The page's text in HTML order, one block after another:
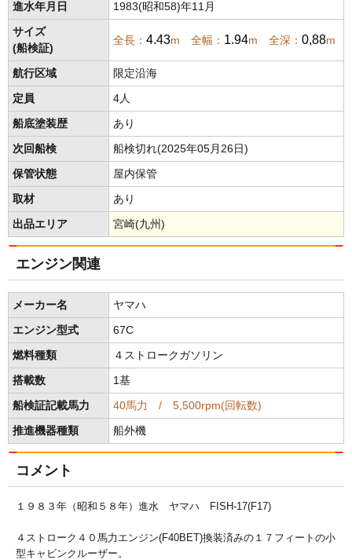
進水年月日 1983(昭和58)年11月
サイズ
(船検証)
全長： 4.43m 全幅： 1.94m 全深： 0,88m
航行区域 限定沿海
定員 4人
船底塗装歴 あり
次回船検 船検切れ(2025年05月26日)
保管状態 屋内保管
取材 あり
出品エリア 宮崎(九州)
エンジン関連
メーカー名 ヤマハ
エンジン型式 67C
燃料種類 ４ストロークガソリン
搭載数 1基
船検証記載馬力 40馬力 / 5,500rpm(回転数)
推進機器種類 船外機
コメント
１９８３年（昭和５８年）進水 ヤマハ FISH-17(F17)
４ストローク４０馬力エンジン(F40BET)換装済みの１７フィートの小
型キャビンクルーザー。